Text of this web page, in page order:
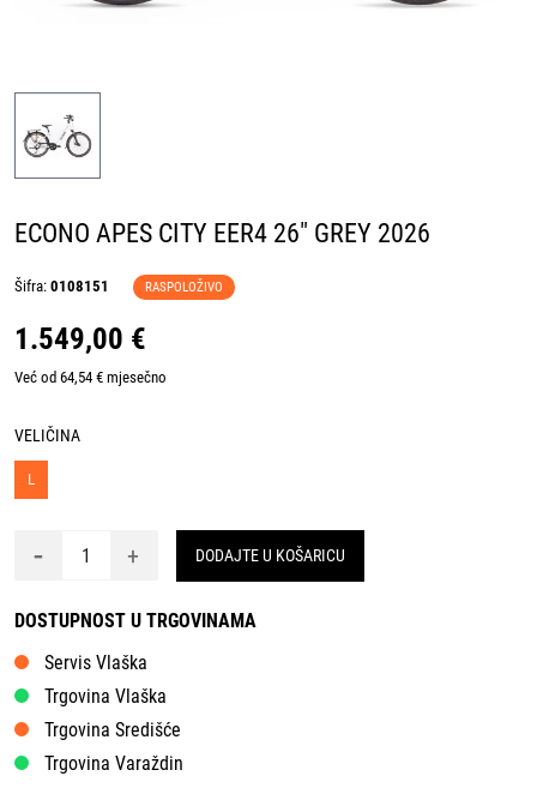
ECONO APES CITY EER4 26" GREY 2026
Šifra: 0108151 RASPOLOŽIVO
1.549,00 €
Već od 64,54 € mjesečno
VELIČINA
L
- + DODAJTE U KOŠARICU
DOSTUPNOST U TRGOVINAMA
Servis Vlaška
Trgovina Vlaška
Trgovina Središće
Trgovina Varaždin